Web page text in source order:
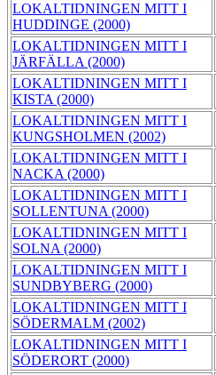
LOKALTIDNINGEN MITT I
HUDDINGE (2000)
LOKALTIDNINGEN MITT I
JÄRFÄLLA (2000)
LOKALTIDNINGEN MITT I
KISTA (2000)
LOKALTIDNINGEN MITT I
KUNGSHOLMEN (2002)
LOKALTIDNINGEN MITT I
NACKA (2000)
LOKALTIDNINGEN MITT I
SOLLENTUNA (2000)
LOKALTIDNINGEN MITT I
SOLNA (2000)
LOKALTIDNINGEN MITT I
SUNDBYBERG (2000)
LOKALTIDNINGEN MITT I
SÖDERMALM (2002)
LOKALTIDNINGEN MITT I
SÖDERORT (2000)